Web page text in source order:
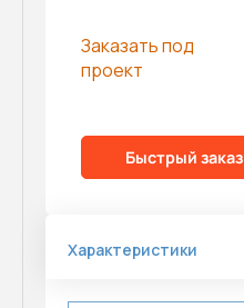
Заказать под
проект
Быстрый заказ
Характеристики